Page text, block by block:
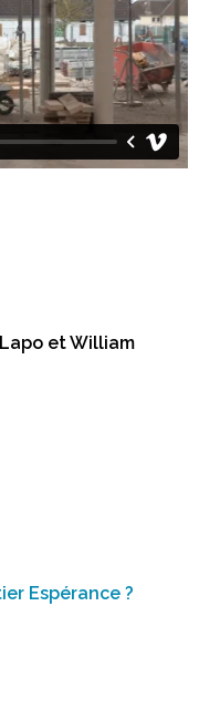
et William
Espérance ?